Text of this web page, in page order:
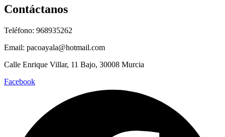
Contáctanos
Teléfono: 968935262
Email: pacoayala@hotmail.com
Calle Enrique Villar, 11 Bajo, 30008 Murcia
Facebook